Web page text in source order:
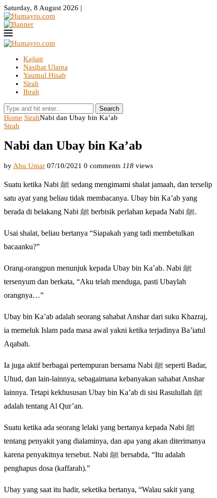
Saturday, 8 August 2026 |
Kajian
Nasihat Ulama
Yaumul Hisab
Sirah
Ibrah
Search
Home SirahNabi dan Ubay bin Ka’ab
Sirah
Nabi dan Ubay bin Ka’ab
by Abu Umar 07/10/2021 0 comments 118 views
Suatu ketika Nabi ﷺ sedang mengimami shalat jamaah, dan terselip
satu ayat yang beliau tidak membacanya. Ubay bin Ka’ab yang
berada di belakang Nabi ﷺ berbisik perlahan kepada Nabi ﷺ.
Usai shalat, beliau bertanya “Siapakah yang tadi membetulkan
bacaanku?”
Orang-orangpun menunjuk kepada Ubay bin Ka’ab. Nabi ﷺ
tersenyum dan berkata, “Aku telah menduga, pasti Ubaylah
orangnya…”
Ubay bin Ka’ab adalah seorang sahabat Anshar dari suku Khazraj,
ia memeluk Islam pada masa awal yakni ketika terjadinya Ba’iatul
Aqabah.
Ia juga aktif berbagai pertempuran bersama Nabi ﷺ seperti Badar,
Uhud, dan lain-lainnya, sebagaimana kebanyakan sahabat Anshar
lainnya. Tetapi kekhususan Ubay bin Ka’ab di sisi Rasulullah ﷺ
adalah tentang Al Qur’an.
Suatu ketika ada seorang lelaki yang bertanya kepada Nabi ﷺ
tentang penyakit yang dialaminya, dan apa yang akan diterimanya
karena penyakitnya tersebut. Nabi ﷺ bersabda, “Itu adalah
penghapus dosa (kaffarah).”
Ubay yang saat itu hadir, seketika bertanya, “Walau sakit yang